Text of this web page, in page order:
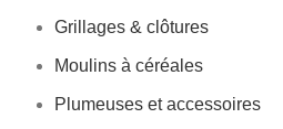
Grillages & clôtures
Moulins à céréales
Plumeuses et accessoires